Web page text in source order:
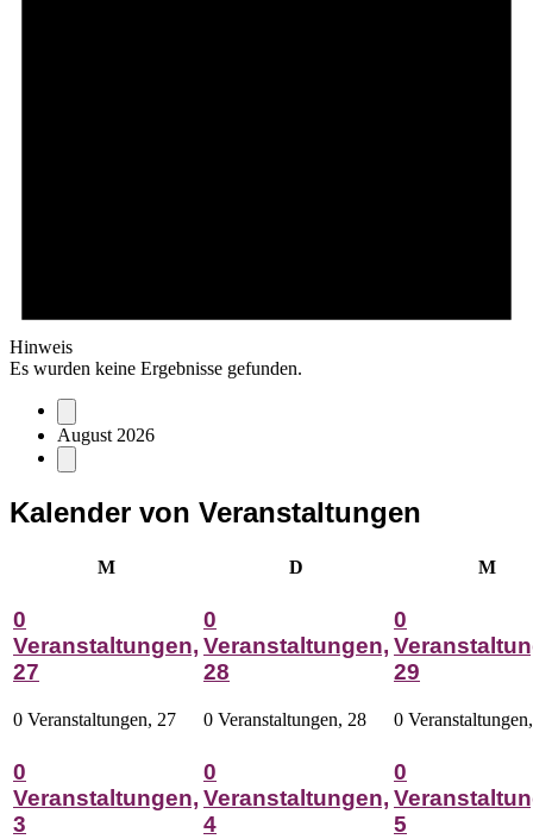
Hinweis
Es wurden keine Ergebnisse gefunden.
August 2026
Kalender von Veranstaltungen
MMontag D M
0
Veranstaltungen,
27
0 Veranstaltungen, 27
0
Veranstaltungen,
28
0 Veranstaltungen, 28
0
29
0
0
Veranstaltungen,
3
0
Veranstaltungen,
4
0
5